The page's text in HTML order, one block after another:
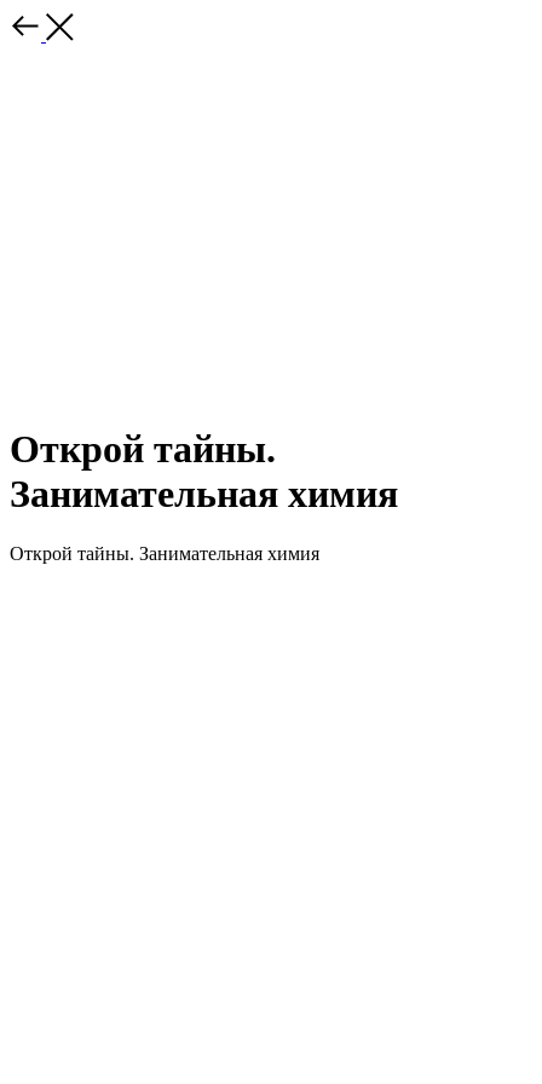
Открой тайны.
Занимательная химия
Открой тайны. Занимательная химия